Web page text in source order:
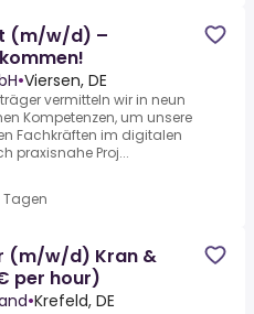
(m/w/d) –
•Viersen, DE
vermitteln wir in neun
Kompetenzen, um unsere
Fachkräften im digitalen
praxisnahe Proj...
Tagen
(m/w/d) Kran &
per hour)
•Krefeld, DE